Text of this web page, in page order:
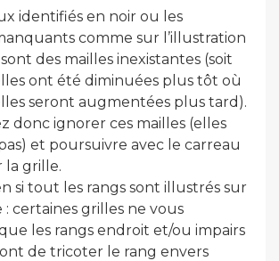
identifiés en noir ou les
comme sur l’illustration
des mailles inexistantes (soit
ont été diminuées plus tôt où
seront augmentées plus tard).
donc ignorer ces mailles (elles
et poursuivre avec le carreau
la grille.
si tout les rangs sont illustrés sur
certaines grilles ne vous
les rangs endroit et/ou impairs
de tricoter le rang envers